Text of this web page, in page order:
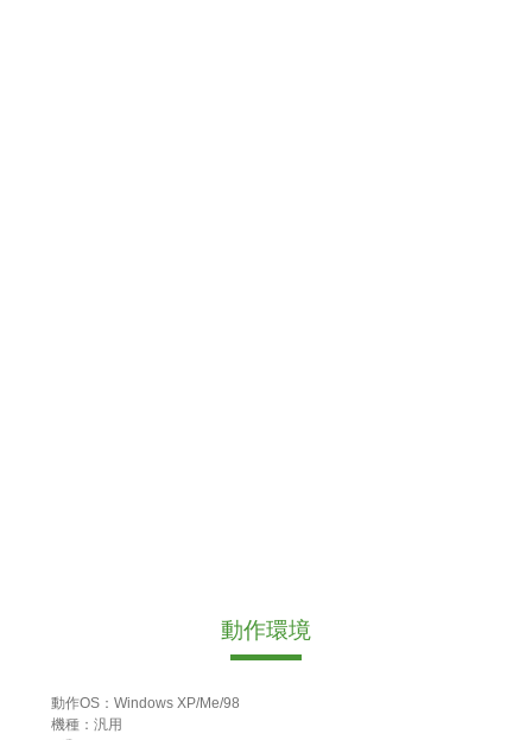
動作環境
動作OS：Windows XP/Me/98
機種：汎用